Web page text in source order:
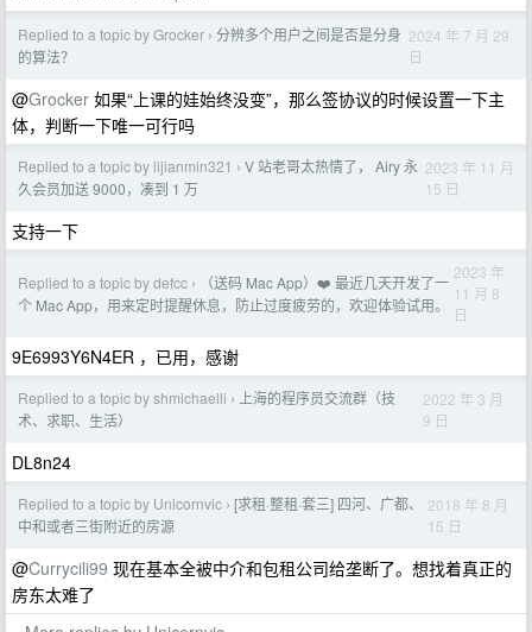
Replied to a topic by Grocker › 分辨多个用户之间是否是分身
的算法？
2024 年 7 月 29
日
@Grocker 如果“上课的娃始终没变”，那么签协议的时候设置一下主
体，判断一下唯一可行吗
Replied to a topic by lijianmin321 › V 站老哥太热情了， Airy 永
久会员加送 9000，凑到 1 万
2023 年 11 月
15 日
支持一下
Replied to a topic by defcc ›
（送码 Mac App）❤️ 最近几天开发了一
个 Mac App，用来定时提醒休息，防止过度疲劳的，欢迎体验试用。
2023 年
11 月 8
日
9E6993Y6N4ER ，已用，感谢
Replied to a topic by shmichaelli ›
上海的程序员交流群（技
术、求职、生活）
2022 年 3 月
9 日
DL8n24
Replied to a topic by Unicornvic › [求租·整租·套三] 四河、广都、
中和或者三街附近的房源
2018 年 8 月
15 日
@Currycili99 现在基本全被中介和包租公司给垄断了。想找着真正的
房东太难了